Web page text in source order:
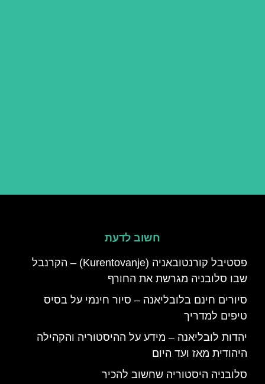
חשוב לדעת
פסטיבל קורנטובאניה (Kurentovanje) – הקרנבל
שבו סלובניה מגרשת את החורף
סיורים חינם בלובליאנה – סיור חינמי על בסיס
טיפים למדריך
יהדות לובליאנה – מידע על ההיסטוריה והקהילה
היהודית מאז ועד היום
סלובניה היסטוריה שחשוב להכיר